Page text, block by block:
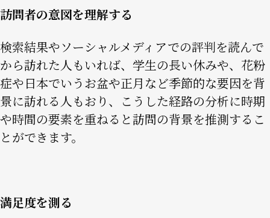
訪問者の意図を理解する
検索結果やソーシャルメディアでの評判を読んで
から訪れた人もいれば、学生の長い休みや、花粉
症や日本でいうお盆や正月など季節的な要因を背
景に訪れる人もおり、こうした経路の分析に時期
や時間の要素を重ねると訪問の背景を推測するこ
とができます。
満足度を測る